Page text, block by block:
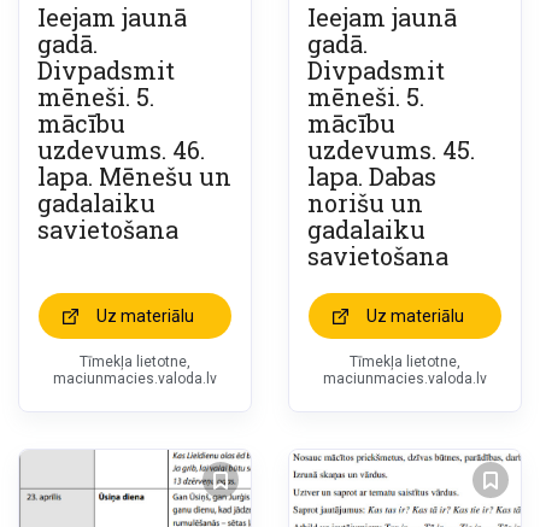
Ieejam jaunā
gadā.
Divpadsmit
mēneši. 5.
mācību
uzdevums. 46.
lapa. Mēnešu un
gadalaiku
savietošana
Uz materiālu
Tīmekļa lietotne,
maciunmacies.valoda.lv
Ieejam jaunā
gadā.
Divpadsmit
mēneši. 5.
mācību
uzdevums. 45.
lapa. Dabas
norišu un
gadalaiku
savietošana
Uz materiālu
Tīmekļa lietotne,
maciunmacies.valoda.lv